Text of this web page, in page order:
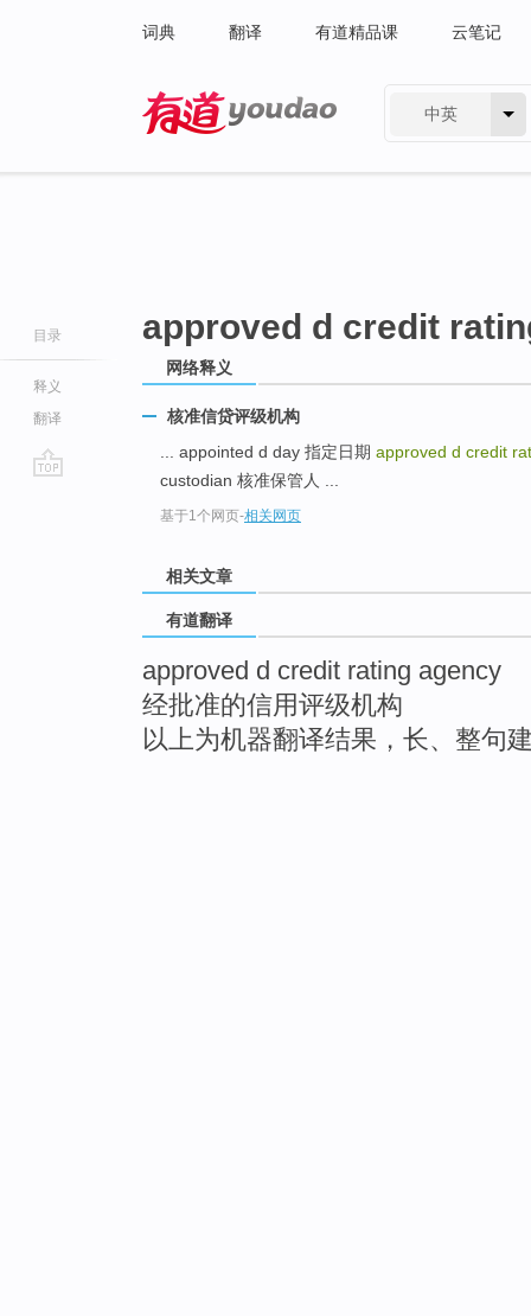
词典 翻译 有道精品课 云笔记
中英
目录
释义
翻译
approved d credit
网络释义
核准信贷评级机构
... appointed d day 指定日期 approved d credit
custodian 核准保管人 ...
基于1个网页-相关网页
相关文章
有道翻译
approved d credit rating agency
经批准的信用评级机构
以上为机器翻译结果，长、整句